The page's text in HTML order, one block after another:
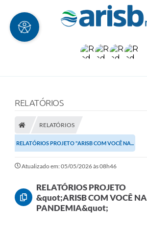
RELATÓRIOS
RELATÓRIOS
RELATÓRIOS PROJETO "ARISB COM VOCÊ NA...
Atualizado em: 05/05/2026 às 08h46
RELATÓRIOS PROJETO
&quot;ARISB COM VOCÊ NA
PANDEMIA&quot;